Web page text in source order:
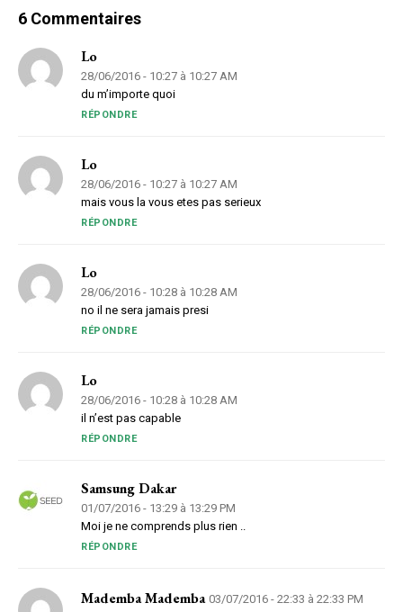
6 Commentaires
Lo
28/06/2016 - 10:27 à 10:27 AM
du m’importe quoi
RÉPONDRE
Lo
28/06/2016 - 10:27 à 10:27 AM
mais vous la vous etes pas serieux
RÉPONDRE
Lo
28/06/2016 - 10:28 à 10:28 AM
no il ne sera jamais presi
RÉPONDRE
Lo
28/06/2016 - 10:28 à 10:28 AM
il n’est pas capable
RÉPONDRE
Samsung Dakar
01/07/2016 - 13:29 à 13:29 PM
Moi je ne comprends plus rien ..
RÉPONDRE
Mademba Mademba 03/07/2016 - 22:33 à 22:33 PM